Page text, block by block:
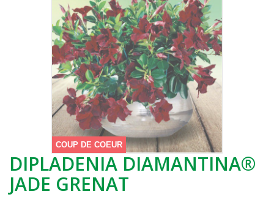
COUP DE COEUR
DIPLADENIA DIAMANTINA®
JADE GRENAT